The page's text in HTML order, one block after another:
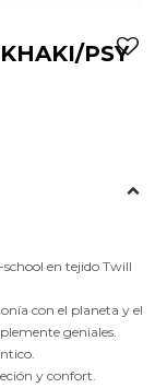
PSY
en tejido Twill
con el planeta y el
geniales.
y confort.